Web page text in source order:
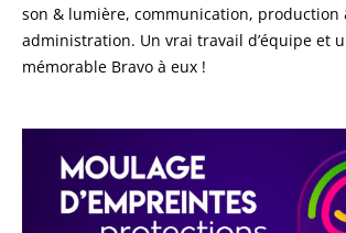
son & lumière, communication, production
administration. Un vrai travail d’équipe et
mémorable Bravo à eux !